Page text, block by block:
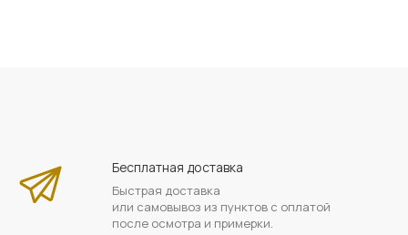
Бесплатная доставка
Быстрая доставка
или самовывоз из пунктов с оплатой
после осмотра и примерки.